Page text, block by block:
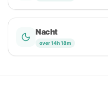
Nacht
over 14h 18m